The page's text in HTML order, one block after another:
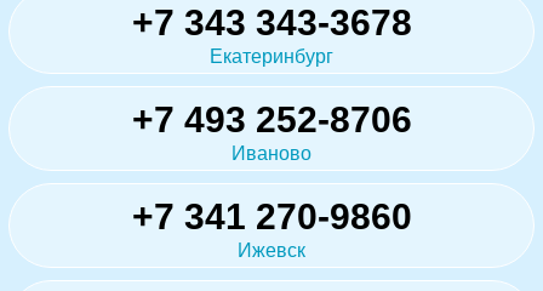
+7 343 343-3678
Екатеринбург
+7 493 252-8706
Иваново
+7 341 270-9860
Ижевск